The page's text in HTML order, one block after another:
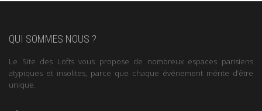
QUI SOMMES NOUS ?
Le Site des Lofts vous propose de nombreux espaces parisiens
atypiques et insolites, parce que chaque événement mérite d’être
unique.